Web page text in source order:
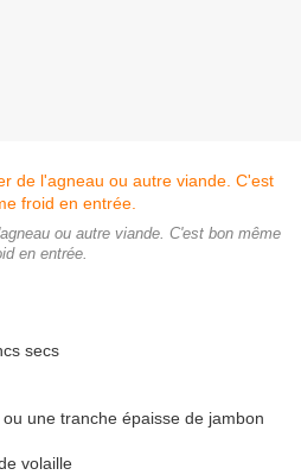
ou autre viande. C'est bon même
en entrée.
secs
une tranche épaisse de jambon
volaille